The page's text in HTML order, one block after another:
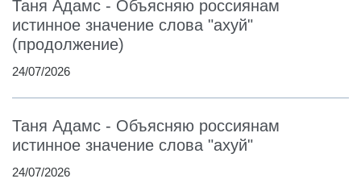
Таня Адамс - Объясняю россиянам
истинное значение слова "ахуй"
(продолжение)
24/07/2026
Таня Адамс - Объясняю россиянам
истинное значение слова "ахуй"
24/07/2026